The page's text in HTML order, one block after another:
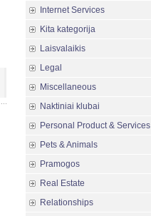
Internet Services
Kita kategorija
Laisvalaikis
Legal
Miscellaneous
Naktiniai klubai
Personal Product & Services
Pets & Animals
Pramogos
Real Estate
Relationships